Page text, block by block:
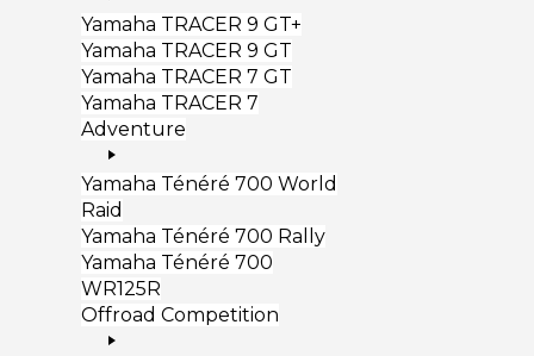
Yamaha TRACER 9 GT+
Yamaha TRACER 9 GT
Yamaha TRACER 7 GT
Yamaha TRACER 7
Adventure
Yamaha Ténéré 700 World
Raid
Yamaha Ténéré 700 Rally
Yamaha Ténéré 700
WR125R
Offroad Competition